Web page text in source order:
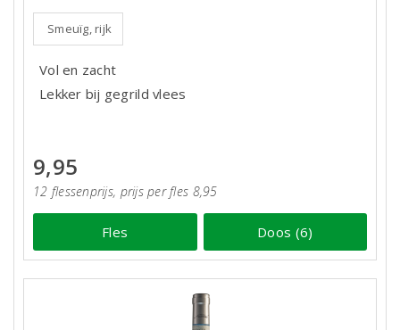
Smeuïg, rijk
Vol en zacht
Lekker bij gegrild vlees
9,95
12 flessenprijs, prijs per fles 8,95
Fles Doos (6)